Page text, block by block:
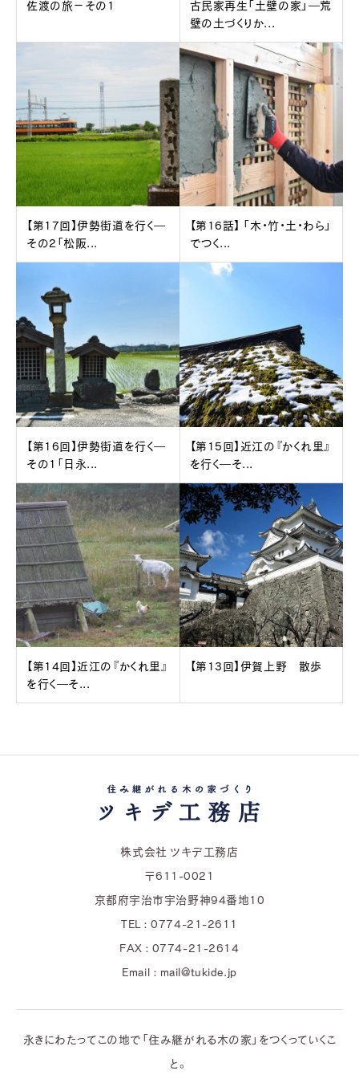
佐渡の旅－その1
古民家再生「土壁の家」―荒
壁の土づくりか...
【第17回】伊勢街道を行く―
その2「松阪...
【第16話】 「木・竹・土・わら」
でつく...
【第16回】伊勢街道を行く―
その1「日永...
【第15回】近江の『かくれ里』
を行く―そ...
【第14回】近江の『かくれ里』
を行く―そ...
【第13回】伊賀上野 散歩
株式会社 ツキデ工務店
〒611-0021
京都府宇治市宇治野神94番地10
TEL : 0774-21-2611
FAX : 0774-21-2614
Email : mail@tukide.jp
永きにわたってこの地で「住み継がれる木の家」をつくっていくこ
と。